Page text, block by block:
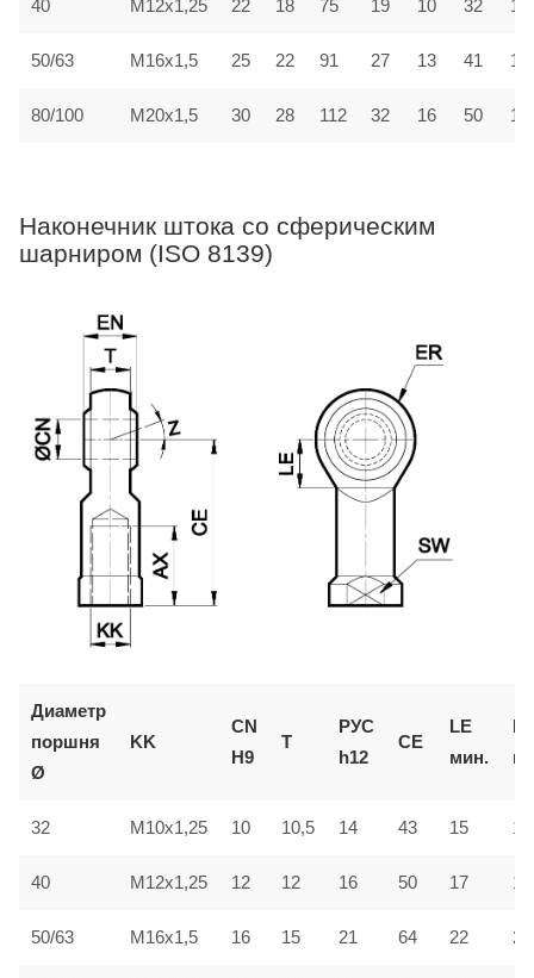
40 M12x1,25 22 18 75 19 10 32 1
50/63 M16x1,5 25 22 91 27 13 41 1
80/100 M20x1,5 30 28 112 32 16 50 1,5
Наконечник штока со сферическим
шарниром (ISO 8139)
Диаметр
поршня
Ø
KK
CN
H9
T
РУС
h12
CE
LE
мин.
32 M10x1,25 10 10,5 14 43 15 14
40 M12x1,25 12 12 16 50 17 16
50/63 M16x1,5 16 15 21 64 22 21